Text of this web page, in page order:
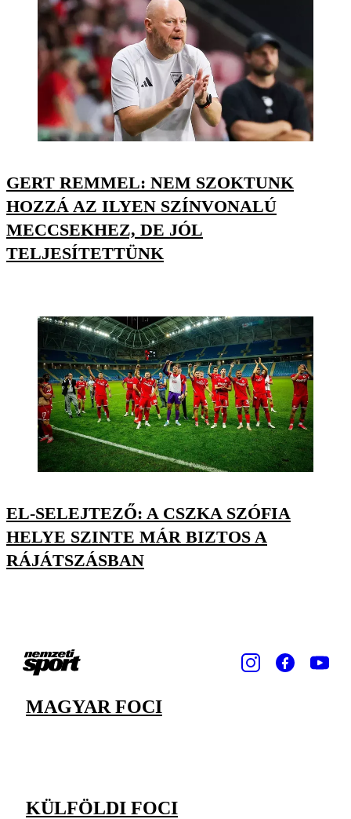
GERT REMMEL: NEM SZOKTUNK
HOZZÁ AZ ILYEN SZÍNVONALÚ
MECCSEKHEZ, DE JÓL
TELJESÍTETTÜNK
EL-SELEJTEZŐ: A CSZKA SZÓFIA
HELYE SZINTE MÁR BIZTOS A
RÁJÁTSZÁSBAN
MAGYAR FOCI
KÜLFÖLDI FOCI